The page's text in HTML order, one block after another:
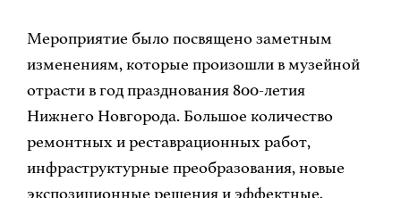
Мероприятие было посвящено заметным
изменениям, которые произошли в музейной
отрасти в год празднования 800-летия
Нижнего Новгорода. Большое количество
ремонтных и реставрационных работ,
инфраструктурные преобразования, новые
экспозиционные решения и эффектные,